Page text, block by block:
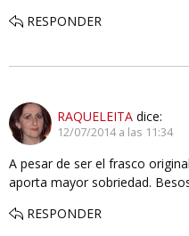
RESPONDER
RAQUELEITA dice:
12/07/2014 a las 11:34
A pesar de ser el frasco
aporta mayor sobriedad.
RESPONDER